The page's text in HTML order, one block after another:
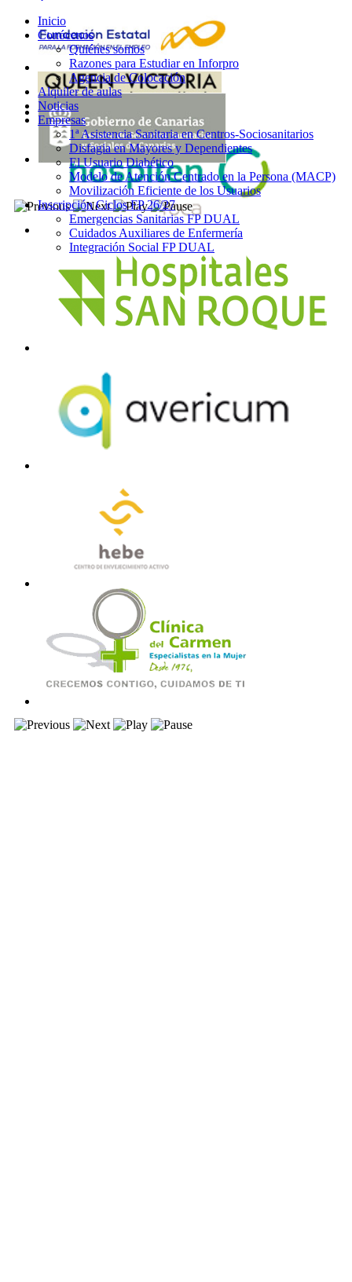
Inicio
Conócenos
Quiénes somos
Razones para Estudiar en Inforpro
Agencia de Colocación
Alquiler de aulas
Noticias
Empresas
1ª Asistencia Sanitaria en Centros-Sociosanitarios
Disfagia en Mayores y Dependientes
El Usuario Diabético
Modelo de Atención Centrado en la Persona (MACP)
Movilización Eficiente de los Usuarios
Inscripción Ciclos FP 26/27
Emergencias Sanitarias FP DUAL
Cuidados Auxiliares de Enfermería
Integración Social FP DUAL